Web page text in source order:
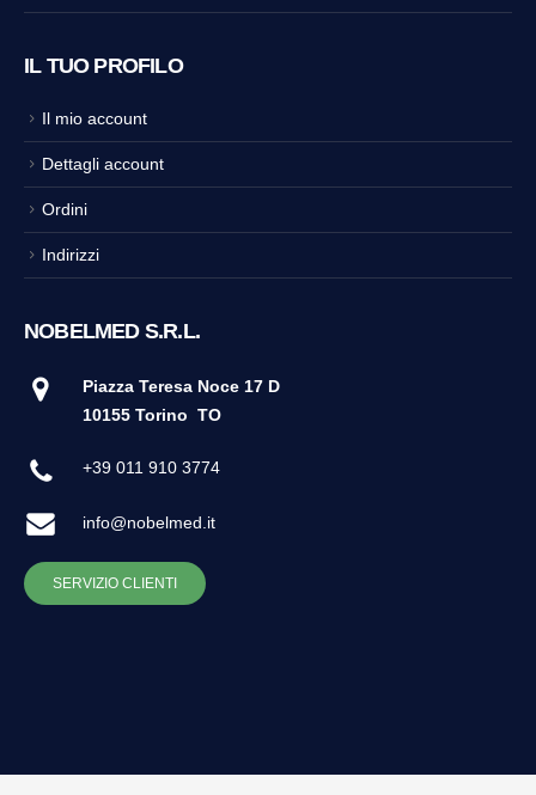
IL TUO PROFILO
Il mio account
Dettagli account
Ordini
Indirizzi
NOBELMED S.R.L.
Piazza Teresa Noce 17 D
10155 Torino TO
+39 011 910 3774
info@nobelmed.it
SERVIZIO CLIENTI